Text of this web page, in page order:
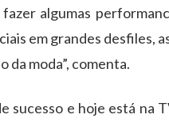
algumas
em grandes desfiles,
da moda”, comenta.
sucesso e hoje está na